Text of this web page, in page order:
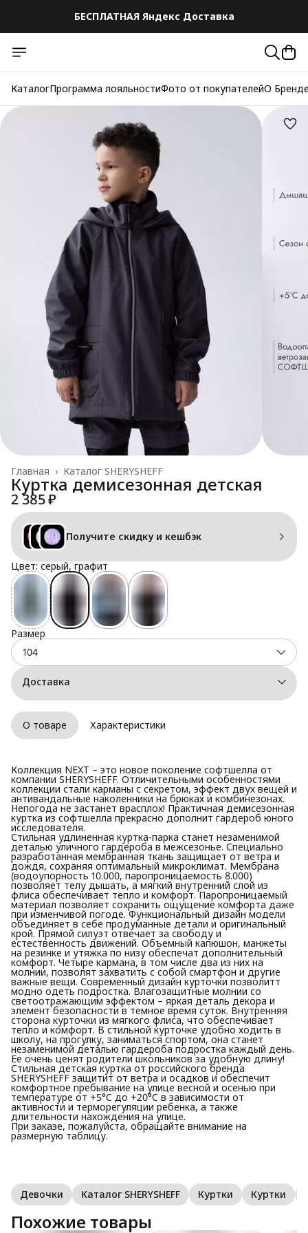
БЕСПЛАТНАЯ Яндекс Доставка
КаталогПрограмма лояльностиФото от покупателейО
Каталог SHERYSHEFF
Главная ›
Куртка демисезонная детская
2 385 ₽
Получите скидку и кешбэк
Цвет: серый, графит
Размер
104
Доставка
О товаре Характеристики
Коллекция NEXT – это новое поколение софтшелла от
компании SHERYSHEFF. Отличительными особенностями
коллекции стали карманы с секретом, эффект двух вещей и
антивандальные наколенники на брюках и комбинезонах.
Непогода не застанет врасплох! Практичная демисезонная
куртка из софтшелла прекрасно дополнит гардероб юного
исследователя.
Стильная удлиненная куртка-парка станет незаменимой
деталью уличного гардероба в межсезонье. Специально
разработанная мембранная ткань защищает от ветра и
дождя, сохраняя оптимальный микроклимат. Мембрана
(водоупорность 10.000, паропроницаемость 8.000)
позволяет телу дышать, а мягкий внутренний слой из
флиса обеспечивает тепло и комфорт. Паропроницаемый
материал позволяет сохранить ощущение комфорта даже
при изменчивой погоде. Функциональный дизайн модели
объединяет в себе продуманные детали и оригинальный
крой. Прямой силуэт отвечает за свободу и
естественность движений. Объемный капюшон, манжеты
на резинке и утяжка по низу обеспечат дополнительный
комфорт. Четыре кармана, в том числе два из них на
молнии, позволят захватить с собой смартфон и другие
важные вещи. Современный дизайн курточки позволитт
модно одеть подростка. Влагозащитные молнии со
светоотражающим эффектом – яркая деталь декора и
элемент безопасности в темное время суток. Внутренняя
сторона курточки из мягкого флиса, что обеспечивает
тепло и комфорт. В стильной курточке удобно ходить в
школу, на прогулку, заниматься спортом, она станет
незаменимой деталью гардероба подростка каждый день.
Ее очень ценят родители школьников за удобную длину!
Стильная детская куртка от российского бренда
SHERYSHEFF защитит от ветра и осадков и обеспечит
комфортное пребывание на улице весной и осенью при
температуре от +5°C до +20°C в зависимости от
активности и терморегуляции ребенка, а также
длительности нахождения на улице.
При заказе, пожалуйста, обращайте внимание на
размерную таблицу.
Девочки Каталог SHERYSHEFF Куртки Куртки
Похожие товары